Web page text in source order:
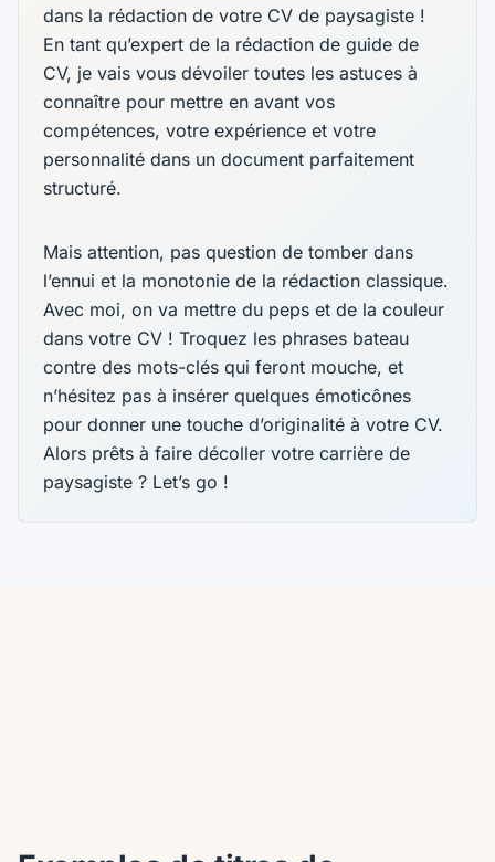
dans la rédaction de votre CV de paysagiste !
En tant qu’expert de la rédaction de guide de
CV, je vais vous dévoiler toutes les astuces à
connaître pour mettre en avant vos
compétences, votre expérience et votre
personnalité dans un document parfaitement
structuré.
Mais attention, pas question de tomber dans
l’ennui et la monotonie de la rédaction classique.
Avec moi, on va mettre du peps et de la couleur
dans votre CV ! Troquez les phrases bateau
contre des mots-clés qui feront mouche, et
n’hésitez pas à insérer quelques émoticônes
pour donner une touche d’originalité à votre CV.
Alors prêts à faire décoller votre carrière de
paysagiste ? Let’s go !